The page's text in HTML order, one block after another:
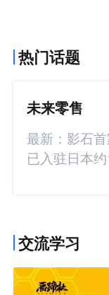
热门话题
未来零售
最新：影石
已入驻日本
交流学习